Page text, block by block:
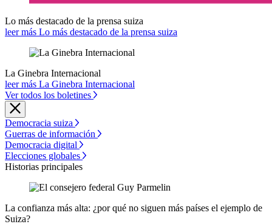
Lo más destacado de la prensa suiza
leer más Lo más destacado de la prensa suiza
La Ginebra Internacional
leer más La Ginebra Internacional
Ver todos los boletines
Democracia suiza
Guerras de información
Democracia digital
Elecciones globales
Historias principales
La confianza más alta: ¿por qué no siguen más países el ejemplo de
Suiza?